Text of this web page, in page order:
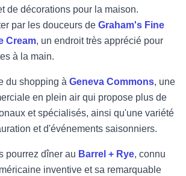
de décorations pour la maison.
par les douceurs de Graham's Fine
Cream, un endroit très apprécié pour
à la main.
du shopping à Geneva Commons, une
en plein air qui propose plus de
et spécialisés, ainsi qu'une variété
et d'événements saisonniers.
pourrez dîner au Barrel + Rye, connu
inventive et sa remarquable